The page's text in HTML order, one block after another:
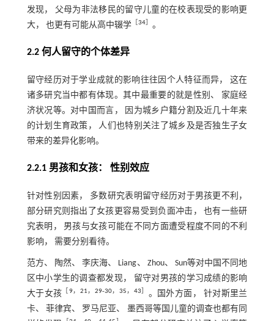
发现， 父母为非法移民的留守儿童的在校表现受的影响更
大， 也更有可能从高中辍学
34］ 。
2.2 何人留守的个体差异
留守经历对于学业成就的影响往往因个人特征而异， 这在
诸多研究当中都有体现。其中最重要的就是性别、 家庭经
济状况等。对中国而言， 因为城乡户籍分割及近几十年来
的计划生育政策， 人们也特别关注了城乡及是否独生子女
带来的差异化影响。
2.2.1 男孩和女孩： 性别效应
针对性别因素， 多数研究表明留守经历对于男孩更不利，
部分研究则指出了女孩更容易受到负面冲击， 也有一些研
究表明， 男孩与女孩可能在不同方面遭受程度不同的不利
影响， 需要分别看待。
范方、 陶然、 李庆海、 Liang、 Zhou、 Sun等对中国不同地
区中小学生的调查都发现， 留守对男孩的学习成绩的影响
大于女孩
9， 21， 29‐30， 35， 43
。国外方面， 针对斯里兰
卡、 菲律宾、 罗马尼亚、 墨西哥等国儿童的调查也都有同